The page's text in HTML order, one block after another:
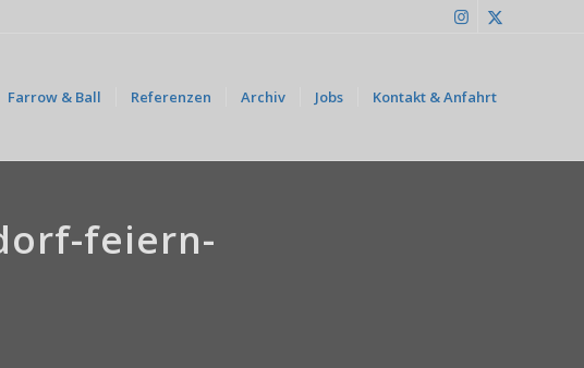
Farrow & Ball Referenzen Archiv Jobs Kontakt & Anfahrt
feiern-